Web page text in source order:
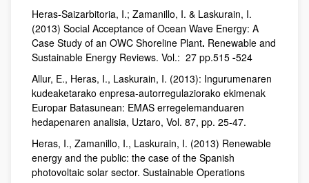
Heras-Saizarbitoria, I.; Zamanillo, I. & Laskurain, I.
(2013) Social Acceptance of Ocean Wave Energy: A
Case Study of an OWC Shoreline Plant. Renewable and
Sustainable Energy Reviews. Vol.: 27 pp.515 -524
Allur, E., Heras, I., Laskurain, I. (2013): Ingurumenaren
kudeaketarako enpresa-autorregulaziorako ekimenak
Europar Batasunean: EMAS erregelemanduaren
hedapenaren analisia, Uztaro, Vol. 87, pp. 25-47.
Heras, I., Zamanillo, I., Laskurain, I. (2013) Renewable
energy and the public: the case of the Spanish
photovoltaic solar sector. Sustainable Operations